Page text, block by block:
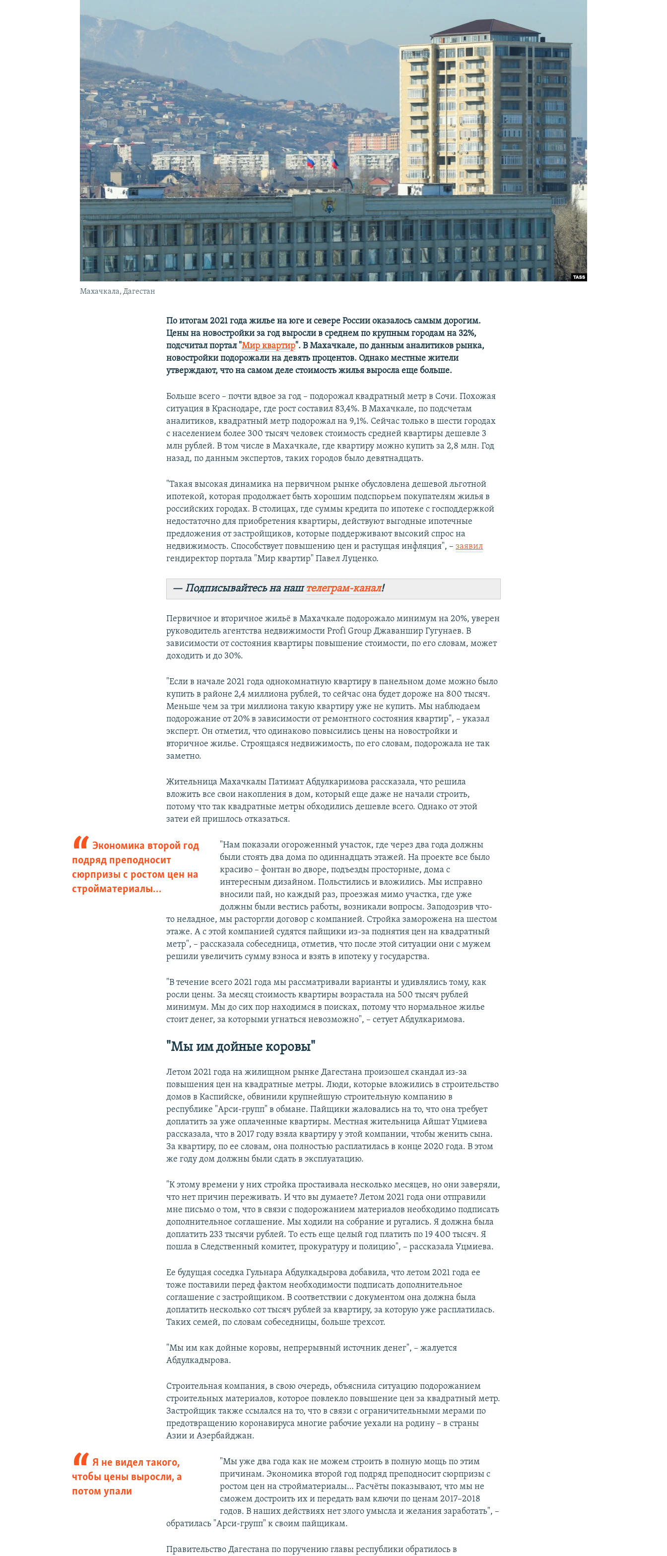
ПОДПИШИТЕСЬ НА РАССЫЛКУ
Махачкала, Дагестан
По итогам 2021 года жилье на юге и севере России оказалось самым дорогим.
Цены на новостройки за год выросли в среднем по крупным городам на 32%,
подсчитал портал "Мир квартир". В Махачкале, по данным аналитиков рынка,
новостройки подорожали на девять процентов. Однако местные жители
утверждают, что на самом деле стоимость жилья выросла еще больше.
Больше всего – почти вдвое за год – подорожал квадратный метр в Сочи. Похожая
ситуация в Краснодаре, где рост составил 83,4%. В Махачкале, по подсчетам
аналитиков, квадратный метр подорожал на 9,1%. Сейчас только в шести городах
с населением более 300 тысяч человек стоимость средней квартиры дешевле 3
млн рублей. В том числе в Махачкале, где квартиру можно купить за 2,8 млн. Год
назад, по данным экспертов, таких городов было девятнадцать.
"Такая высокая динамика на первичном рынке обусловлена дешевой льготной
ипотекой, которая продолжает быть хорошим подспорьем покупателям жилья в
российских городах. В столицах, где суммы кредита по ипотеке с господдержкой
недостаточно для приобретения квартиры, действуют выгодные ипотечные
предложения от застройщиков, которые поддерживают высокий спрос на
недвижимость. Способствует повышению цен и растущая инфляция", –заявил
гендиректор портала "Мир квартир" Павел Луценко.
— Подписывайтесь на наштелеграм-канал!
Первичное и вторичное жильё в Махачкале подорожало минимум на 20%, уверен
руководитель агентства недвижимости Profi Group Джаваншир Гугунаев. В
зависимости от состояния квартиры повышение стоимости, по его словам, может
доходить и до 30%.
"Если в начале 2021 года однокомнатную квартиру в панельном доме можно было
купить в районе 2,4 миллиона рублей, то сейчас она будет дороже на 800 тысяч.
Меньше чем за три миллиона такую квартиру уже не купить. Мы наблюдаем
подорожание от 20% в зависимости от ремонтного состояния квартир", – указал
эксперт. Он отметил, что одинаково повысились цены на новостройки и
вторичное жилье. Строящаяся недвижимость, по его словам, подорожала не так
заметно.
Жительница Махачкалы Патимат Абдулкаримова рассказала, что решила
вложить все свои накопления в дом, который еще даже не начали строить,
потому что так квадратные метры обходились дешевле всего. Однако от этой
затеи ей пришлось отказаться.
Экономика второй год
подряд преподносит
сюрпризы с ростом цен на
стройматериалы…
"Нам показали огороженный участок, где через два года должны
были стоять два дома по одиннадцать этажей. На проекте все было
красиво – фонтан во дворе, подъезды просторные, дома с
интересным дизайном. Польстились и вложились. Мы исправно
вносили пай, но каждый раз, проезжая мимо участка, где уже
должны были вестись работы, возникали вопросы. Заподозрив что-
то неладное, мы расторгли договор с компанией. Стройка заморожена на шестом
этаже. А с этой компанией судятся пайщики из-за поднятия цен на квадратный
метр", – рассказала собеседница, отметив, что после этой ситуации они с мужем
решили увеличить сумму взноса и взять в ипотеку у государства.
"В течение всего 2021 года мы рассматривали варианты и удивлялись тому, как
росли цены. За месяц стоимость квартиры возрастала на 500 тысяч рублей
минимум. Мы до сих пор находимся в поисках, потому что нормальное жилье
стоит денег, за которыми угнаться невозможно", – сетует Абдулкаримова.
"Мы им дойные коровы"
Летом 2021 года на жилищном рынке Дагестана произошел скандал из-за
повышения цен на квадратные метры. Люди, которые вложились в строительство
домов в Каспийске, обвинили крупнейшую строительную компанию в
республике "Арси-групп" в обмане. Пайщики жаловались на то, что она требует
доплатить за уже оплаченные квартиры. Местная жительница Айшат Уцмиева
рассказала, что в 2017 году взяла квартиру у этой компании, чтобы женить сына.
За квартиру, по ее словам, она полностью расплатилась в конце 2020 года. В этом
же году дом должны были сдать в эксплуатацию.
"К этому времени у них стройка простаивала несколько месяцев, но они заверяли,
что нет причин переживать. И что вы думаете? Летом 2021 года они отправили
мне письмо о том, что в связи с подорожанием материалов необходимо подписать
дополнительное соглашение. Мы ходили на собрание и ругались. Я должна была
доплатить 233 тысячи рублей. То есть еще целый год платить по 19 400 тысяч. Я
пошла в Следственный комитет, прокуратуру и полицию", – рассказала Уцмиева.
Ее будущая соседка Гульнара Абдулкадырова добавила, что летом 2021 года ее
тоже поставили перед фактом необходимости подписать дополнительное
соглашение с застройщиком. В соответствии с документом она должна была
доплатить несколько сот тысяч рублей за квартиру, за которую уже расплатилась.
Таких семей, по словам собеседницы, больше трехсот.
"Мы им как дойные коровы, непрерывный источник денег", – жалуется
Абдулкадырова.
Строительная компания, в свою очередь, объяснила ситуацию подорожанием
строительных материалов, которое повлекло повышение цен за квадратный метр.
Застройщик также ссылался на то, что в связи с ограничительными мерами по
предотвращению коронавируса многие рабочие уехали на родину – в страны
Азии и Азербайджан.
Я не видел такого,
чтобы цены выросли, а
потом упали
"Мы уже два года как не можем строить в полную мощь по этим
причинам. Экономика второй год подряд преподносит сюрпризы с
ростом цен на стройматериалы… Расчёты показывают, что мы не
сможем достроить их и передать вам ключи по ценам 2017–2018
годов. В наших действиях нет злого умысла и желания заработать", –
обратилась "Арси-групп" к своим пайщикам.
Правительство Дагестана по поручению главы республики обратилось в